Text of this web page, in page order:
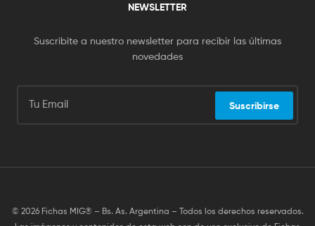
NEWSLETTER
Suscribite a nuestro newsletter para recibir las últimas
novedades
Suscribirse
© 2026 Fichas MIG® – Bs. As. Argentina – Todos los derechos reservados.